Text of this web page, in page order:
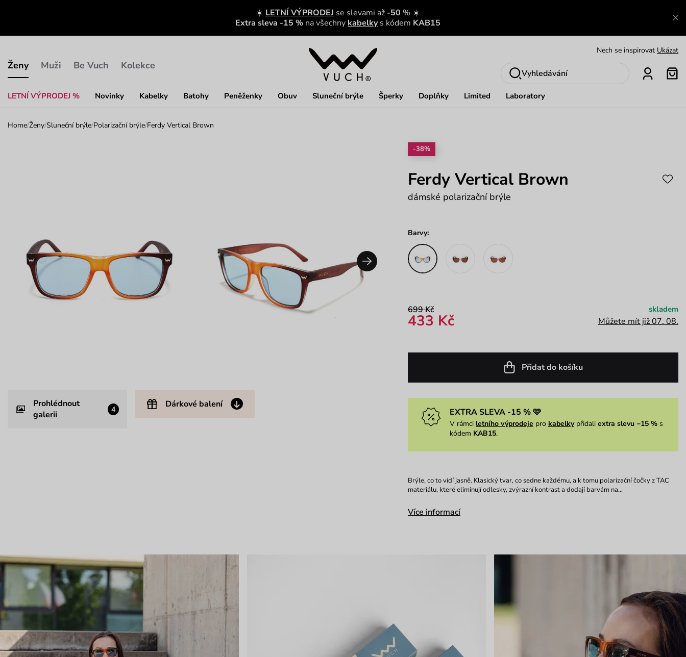
☀️ LETNÍ VÝPRODEJ se slevami až -50 % ☀️
Extra sleva -15 % na všechny kabelkys kódem KAB15
Ženy
LETNÍ VÝPRODEJ % Novinky Kabelky Batohy Peněženky Obuv Sluneční brýle Šperky Doplňky Limited Laboratory
Muži Be Vuch Kolekce
Zajímavosti ze světa Vuch: Přečíst
Výměna a vrácení zdarma Zobrazit
Vyhledávání
Home/Ženy/Sluneční brýle/Polarizační brýle/Ferdy Vertical Brown
Prohlédnout
galerii
4 Dárkové balení
-38%
Ferdy Vertical Brown
dámské polarizační brýle
Barvy:
699 Kč
433 Kč
skladem
Můžete mít již 07. 08.
Přidat do košíku
EXTRA SLEVA -15 % 🩷
V rámci letního výprodeje pro kabelkypřidali extra slevu −15 %s
kódem KAB15.
Brýle, co to vidí jasně. Klasický tvar, co sedne každému, a k tomu polarizační čočky z TAC
materiálu, které eliminují odlesky, zvýrazní kontrast a dodají barvám na…
Více informací